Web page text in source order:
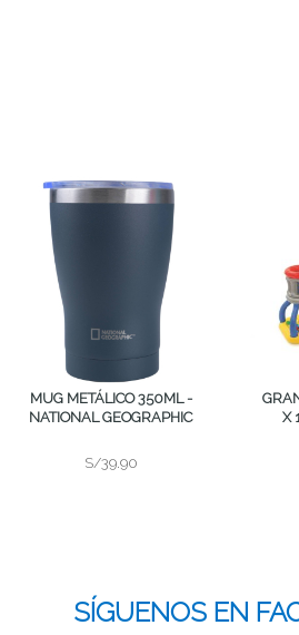
MUG METÁLICO 350ML -
NATIONAL GEOGRAPHIC
S/39.90
X
SÍGUENOS EN